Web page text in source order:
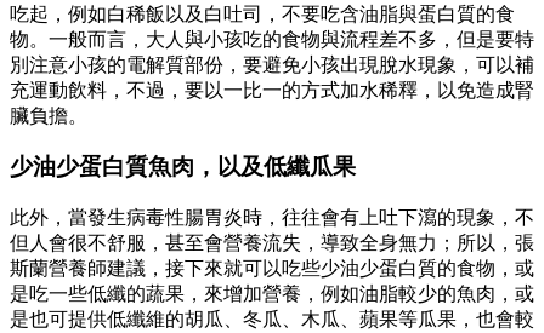
吃起，例如白稀飯以及白吐司，不要吃含油脂與蛋白質的食
物。一般而言，大人與小孩吃的食物與流程差不多，但是要特
別注意小孩的電解質部份，要避免小孩出現脫水現象，可以補
充運動飲料，不過，要以一比一的方式加水稀釋，以免造成腎
臟負擔。
少油少蛋白質魚肉，以及低纖瓜果
此外，當發生病毒性腸胃炎時，往往會有上吐下瀉的現象，不
但人會很不舒服，甚至會營養流失，導致全身無力；所以，張
斯蘭營養師建議，接下來就可以吃些少油少蛋白質的食物，或
是吃一些低纖的蔬果，來增加營養，例如油脂較少的魚肉，或
是也可提供低纖維的胡瓜、冬瓜、木瓜、蘋果等瓜果，也會較